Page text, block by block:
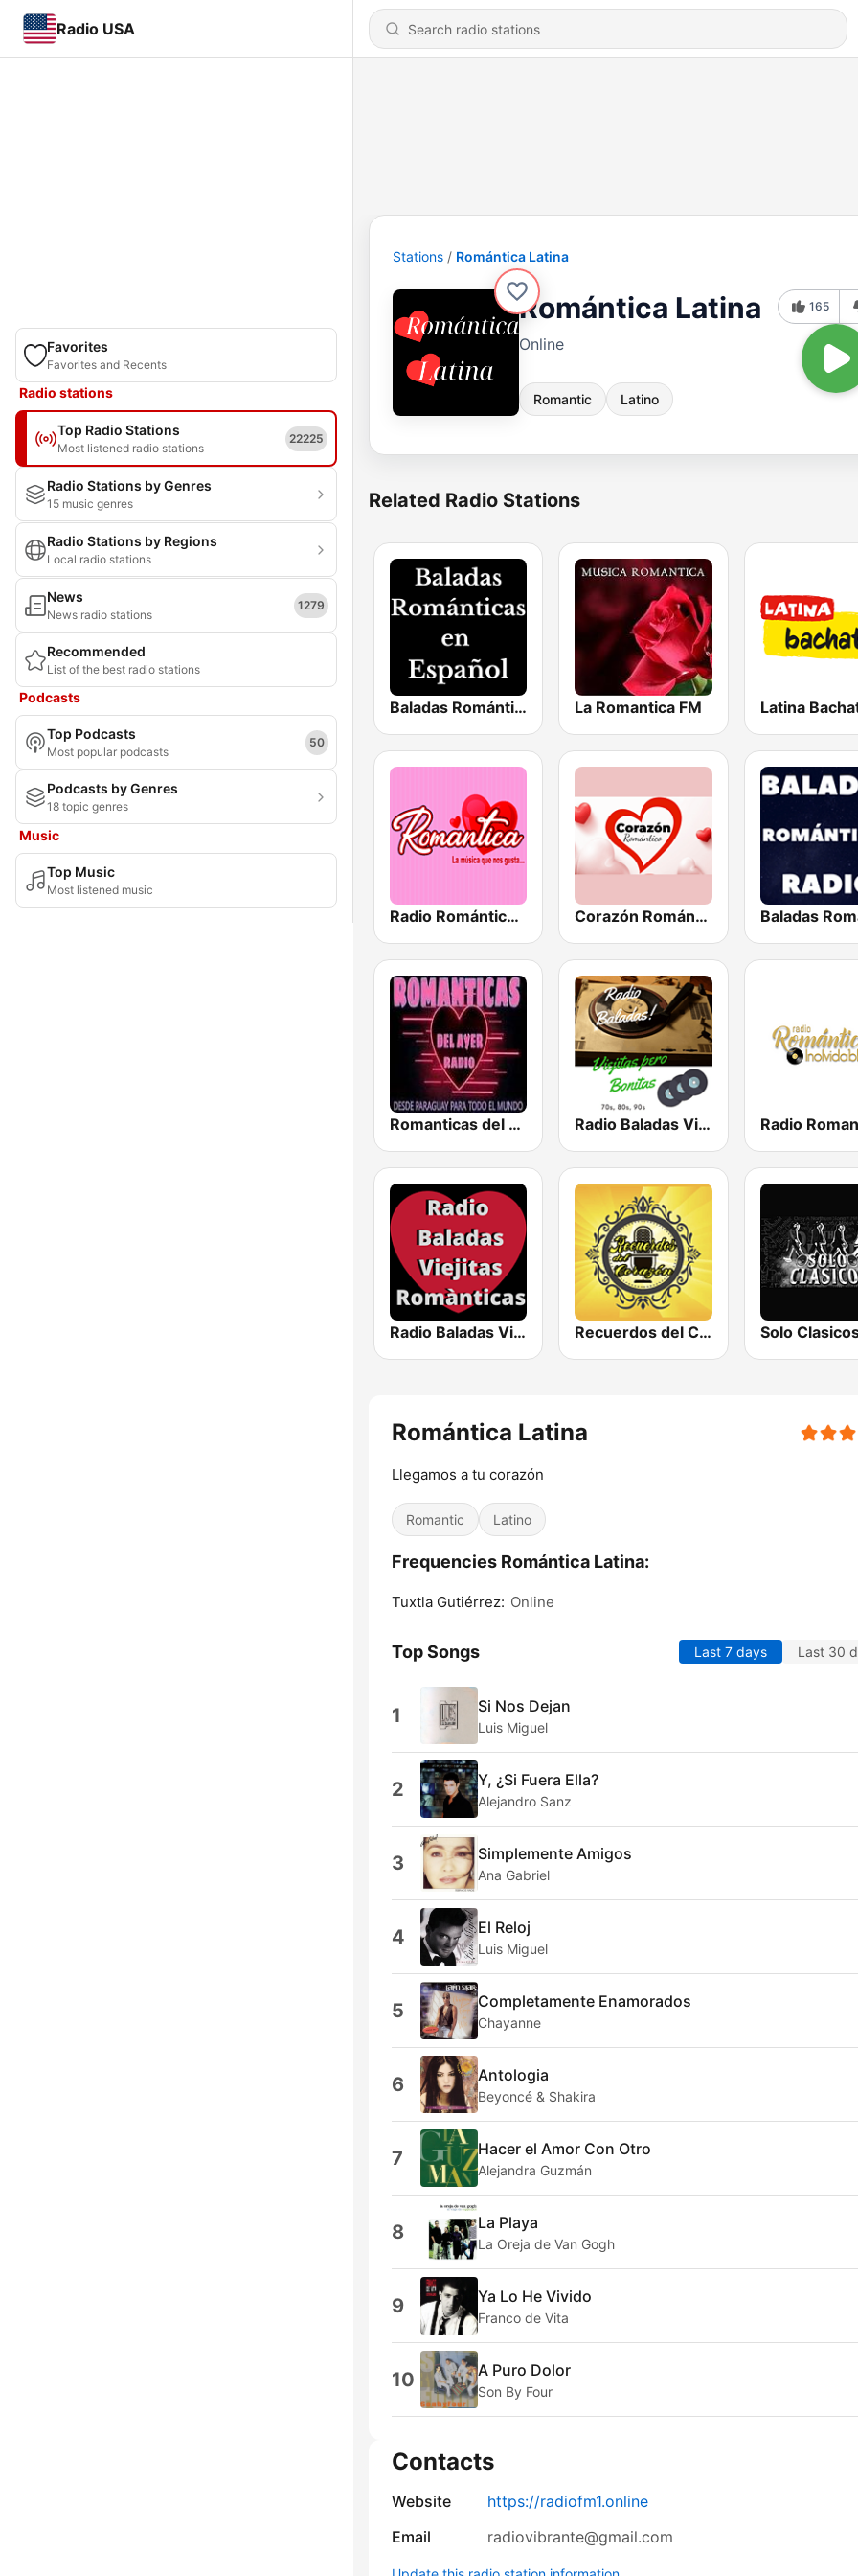
Radio USA
Favorites
Favorites and Recents
Radio stations
Top Radio Stations
Most listened radio stations
22225
Radio Stations by Genres
15 music genres
Radio Stations by Regions
Local radio stations
News
News radio stations
1279
Recommended
List of the best radio stations
Podcasts
Top Podcasts
Most popular podcasts
50
Podcasts by Genres
18 topic genres
Music
Top Music
Most listened music
Stations Romántica Latina
Romántica Latina
Online
Romantic Latino
165
Related Radio Stations
Baladas Románticas en Español La Romantica FM Latina
Radio Romántica México Corazón Romántico
Romanticas del Ayer Radio Radio Baladas Viejitas Bonitas
Radio Baladas Viejitas Románticas Recuerdos del Corazón Solo
Romántica Latina
Llegamos a tu corazón
Romantic Latino
Frequencies Romántica Latina:
Tuxtla Gutiérrez: Online
Top Songs Last 7 days Last 30
1 Si Nos Dejan
Luis Miguel
2 Y, ¿Si Fuera Ella?
Alejandro Sanz
3 Simplemente Amigos
Ana Gabriel
4 El Reloj
Luis Miguel
5 Completamente Enamorados
Chayanne
6 Antologia
Beyoncé & Shakira
7 Hacer el Amor Con Otro
Alejandra Guzmán
8 La Playa
La Oreja de Van Gogh
9 Ya Lo He Vivido
Franco de Vita
10 A Puro Dolor
Son By Four
Contacts
Website
https://radiofm1.online
Email
radiovibrante@gmail.com